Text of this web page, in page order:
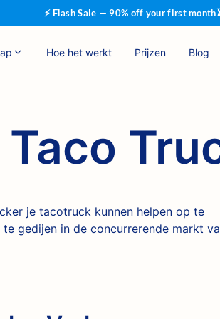
⚡ Flash Sale — 90% off your first month
Hoe het werkt Prijzen Blog
je tacotruck kunnen helpen op te
gedijen in de concurrerende markt